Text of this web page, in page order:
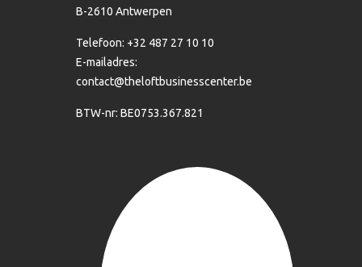
B-2610 Antwerpen
Telefoon: +32 487 27 10 10
E-mailadres:
contact@theloftbusinesscenter.be
BTW-nr: BE0753.367.821